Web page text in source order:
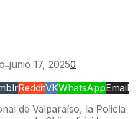
—junio 17, 20250
RedditVKWhatsAppEmail
de Valparaíso, la Policía